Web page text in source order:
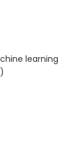
learning